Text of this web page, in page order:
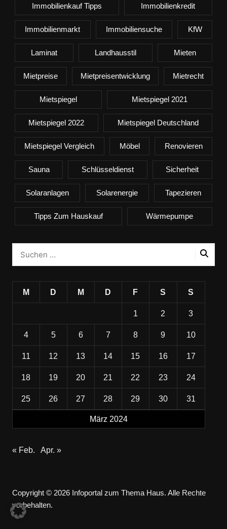
Immobilienkauf Tipps Immobilienkredit
Immobilienmarkt Immobiliensuche KfW
Laminat Landhausstil Mieten
Mietpreise Mietpreisentwicklung Mietrecht
Mietspiegel Mietspiegel 2021
Mietspiegel 2022 Mietspiegel Deutschland
Mietspiegel Vergleich Möbel Renovieren
Sauna Schlüsseldienst Sicherheit
Solaranlagen Solarenergie Tapezieren
Tipps Zum Hauskauf Wärmepumpe
März 2024
M D M D F S S
1 2 3
4 5 6 7 8 9 10
11 12 13 14 15 16 17
18 19 20 21 22 23 24
25 26 27 28 29 30 31
« Feb. Apr. »
Copyright © 2026 Infoportal zum Thema Haus. Alle Rechte
vorbehalten.